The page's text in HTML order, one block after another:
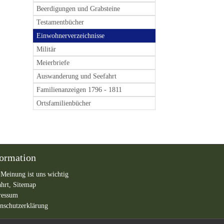
Beerdigungen und Grabsteine
Testamentbücher
Einwohnerverzeichnisse
Militär
Meierbriefe
Auswanderung und Seefahrt
Familienanzeigen 1796 - 1811
Ortsfamilienbücher
ist uns wichtig
Sitemap